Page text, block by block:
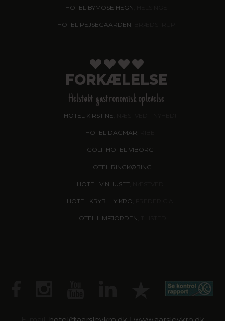
HOTEL BYMOSE HEGN
HOTEL PEJSEGAARDEN
FORKÆLELSE
Helstøbt gastronomisk oplevelse
HOTEL KIRSTINE
HOTEL DAGMAR
GOLF HOTEL VIBORG
HOTEL RINGKØBING
HOTEL VINHUSET, NÆSTVED
HOTEL KRYB I LY KRO
HOTEL LIMFJORDEN